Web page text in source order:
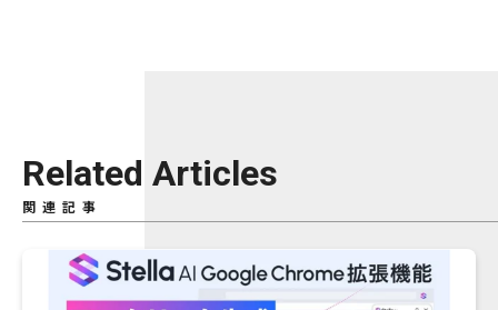
Related Articles
関連記事